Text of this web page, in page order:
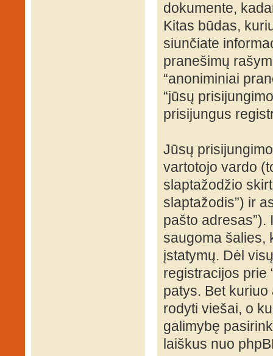
dokumente,
Kitas būdas,
siunčiate
pranešimų
“anoniminiai
“jūsų
prisijungus
Jūsų
vartotojo vardo
slaptažodžio
slaptažodis”) ir
pašto
saugoma šalies,
įstatymų. Dėl
registracijos prie
patys. Bet
rodyti viešai, o
galimybę
laiškus nuo